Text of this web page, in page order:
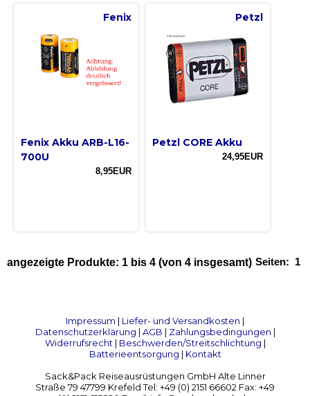
Fenix
Fenix Akku ARB-L16-
700U
8,95EUR
Petzl
Petzl CORE Akku
24,95EUR
Seiten: 1
angezeigte Produkte: 1 bis 4 (von 4 insgesamt)
Impressum | Liefer- und Versandkosten |
Datenschutzerklärung | AGB | Zahlungsbedingungen |
Widerrufsrecht| Beschwerden/Streitschlichtung |
Batterieentsorgung | Kontakt
Sack&Pack Reiseausrüstungen GmbH Alte Linner
Straße 79 47799 Krefeld Tel: +49 (0) 2151 66602 Fax: +49